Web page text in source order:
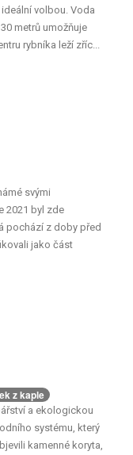
volbou. Voda
metrů umožňuje
rybníka leží zříc...
ale hloubka přes
s povrchem. V
mlýna, který se
měkkýšy a vodní
svými
2021 byl zde
pochází z doby před
jako část
která pochází z
ji identifikovali jako
během povodně
z kaple
a ekologickou
systému, který
kamenné koryta,